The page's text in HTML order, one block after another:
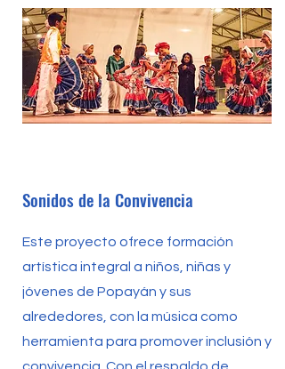
Sonidos de la Convivencia
Este proyecto ofrece formación
artística integral a niños, niñas y
jóvenes de Popayán y sus
alrededores, con la música como
herramienta para promover inclusión y